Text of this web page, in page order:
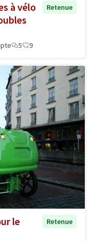
à vélo
Retenue
5 9
le
Retenue